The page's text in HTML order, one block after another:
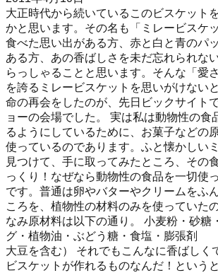
大正時代から続いているこのビスケット
かと思います。その名も「ミレービスケ
食べた思い出がある方、赤と白と青のパ
ある方、あの香ばしさを未だ忘れられな
らっしゃることと思います。そんな「愛
を誇るミレービスケットを思いがけない
命の再会をしたのが、先日ビックサイト
ョーの会場でした。 実は私は動物性の食
るようにしているために、お菓子などの
使っているのであります。ふと懐かしい
見つけて、手に取ってみたところ、その
っくり！なぜなら動物性の食品を一切使
です。普通は卵やバターやクリームをふ
ころを、植物性の材料のみを使っていた
なみ原材料は以下の通り。 小麦粉・砂糖
グ・植物油・ぶどう糖・食塩・膨張剤
大豆を含む） それでもこんなに香ばしく
ビスケットが作れるものなんだ！という